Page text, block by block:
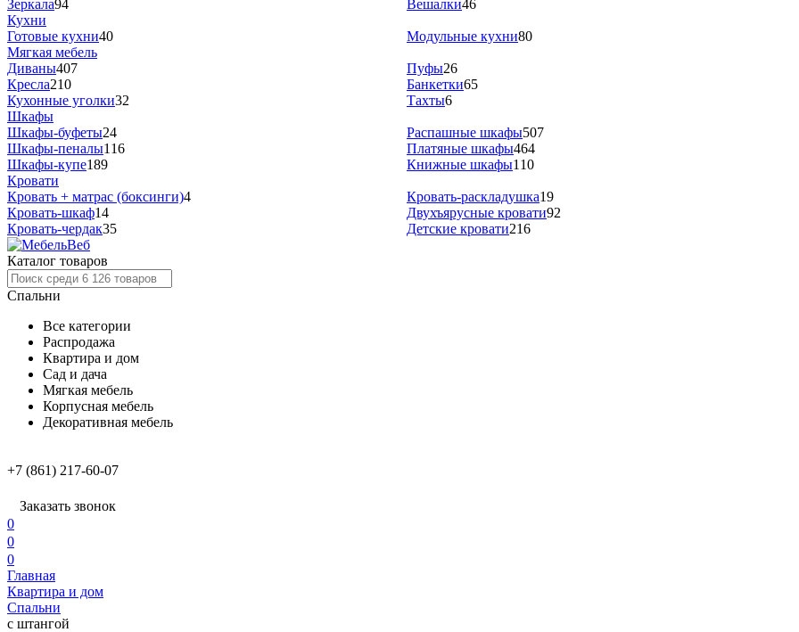
Зеркала94 Вешалки46
Кухни
Готовые кухни40 Модульные кухни80
Мягкая мебель
Диваны407
Кресла210
Кухонные уголки32
Пуфы26
Банкетки65
Тахты6
Шкафы
Шкафы-буфеты24
Шкафы-пеналы116
Шкафы-купе189
Распашные шкафы507
Платяные шкафы464
Книжные шкафы110
Кровати
Кровать + матрас (боксинги)4
Кровать-шкаф14
Кровать-чердак35
Кровать-раскладушка19
Двухъярусные кровати92
Детские кровати216
Каталог товаров
Спальни
Все категории
Распродажа
Квартира и дом
Сад и дача
Мягкая мебель
Корпусная мебель
Декоративная мебель
+7 (861) 217-60-07
Заказать звонок
0
0
0
Главная
Квартира и дом
Спальни
с штангой